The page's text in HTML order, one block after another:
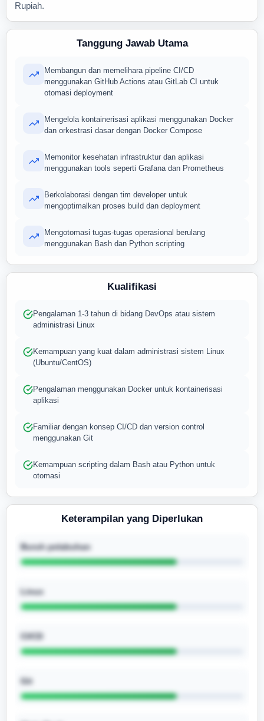
Rupiah.
Tanggung Jawab Utama
Membangun dan memelihara pipeline CI/CD
menggunakan GitHub Actions atau GitLab CI untuk
otomasi deployment
Mengelola kontainerisasi aplikasi menggunakan Docker
dan orkestrasi dasar dengan Docker Compose
Memonitor kesehatan infrastruktur dan aplikasi
menggunakan tools seperti Grafana dan Prometheus
Berkolaborasi dengan tim developer untuk
mengoptimalkan proses build dan deployment
Mengotomasi tugas-tugas operasional berulang
menggunakan Bash dan Python scripting
Kualifikasi
Pengalaman 1-3 tahun di bidang DevOps atau sistem
administrasi Linux
Kemampuan yang kuat dalam administrasi sistem Linux
(Ubuntu/CentOS)
Pengalaman menggunakan Docker untuk kontainerisasi
aplikasi
Familiar dengan konsep CI/CD dan version control
menggunakan Git
Kemampuan scripting dalam Bash atau Python untuk
otomasi
Keterampilan yang Diperlukan
Buruh pelabuhan
Linux
CI/CD
Git